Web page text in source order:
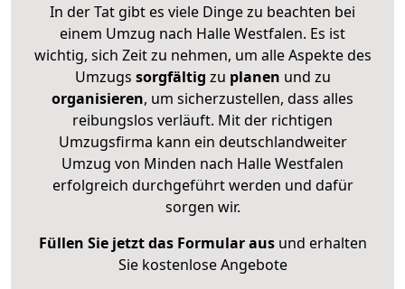
In der Tat gibt es viele Dinge zu beachten bei
einem Umzug nach Halle Westfalen. Es ist
wichtig, sich Zeit zu nehmen, um alle Aspekte des
Umzugs sorgfältig zu planen und zu
organisieren, um sicherzustellen, dass alles
reibungslos verläuft. Mit der richtigen
Umzugsfirma kann ein deutschlandweiter
Umzug von Minden nach Halle Westfalen
erfolgreich durchgeführt werden und dafür
sorgen wir.
Füllen Sie jetzt das Formular ausund erhalten
Sie kostenlose Angebote